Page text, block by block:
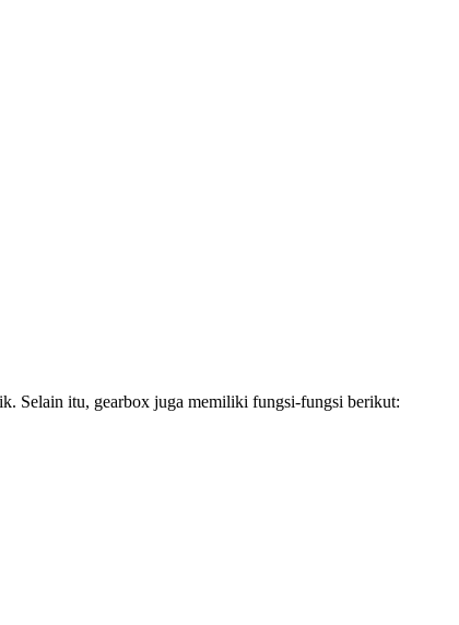
Selain itu, gearbox juga memiliki fungsi-fungsi berikut: